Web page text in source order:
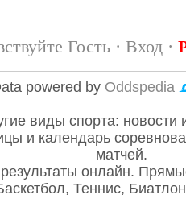
Гость · Вход·
powered by Oddspedia
виды спорта: новости
и календарь
матчей.
результаты онлайн.
Теннис,